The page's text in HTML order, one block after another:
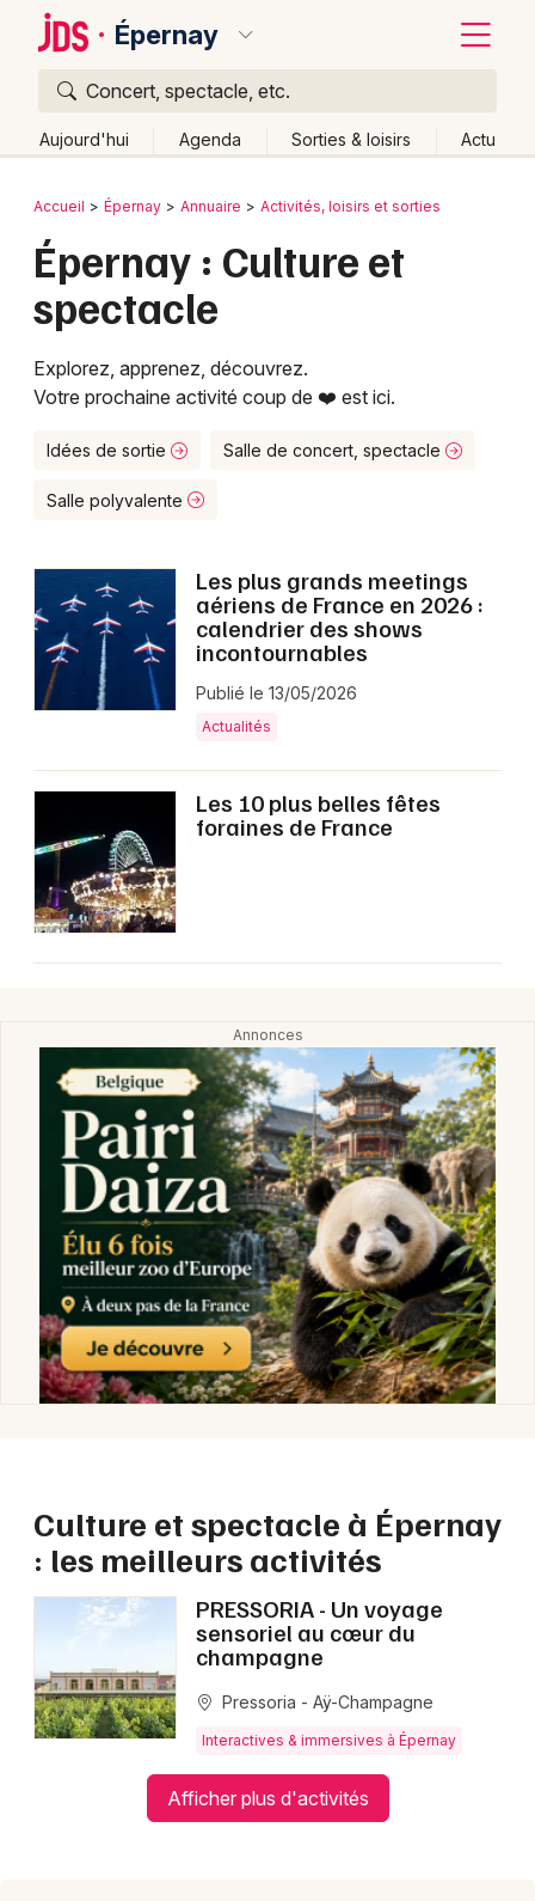
Épernay
Concert, spectacle, etc.
Aujourd'hui Agenda Sorties & loisirs Actu
Publier un événement
Grands événements
Activité & Expérience
Spectacles
Concerts
Sports
Expos
Sorties & loisirs
Culture et spectacle en Champagne-Ardenne
Culture et spectacle dans le Grand Est
Newsletter des sorties
Artistes en tournée
Actus à Épernay
51 - Marne
Choisir mes départements
Mon email
Bordeaux
Colmar
Lyon
Marseille
Mulhouse
Nantes
Nice
Paris
Toulouse
Toutes les villes
Retour
Accueil Épernay Annuaire Activités, loisirs et sorties
Épernay : Culture et
spectacle
Explorez, apprenez, découvrez.
Votre prochaine activité coup de ❤️ est ici.
Idées de sortie Salle de concert, spectacle
Salle polyvalente
Les plus grands meetings
aériens de France en 2026 :
calendrier des shows
incontournables
Publié le 13/05/2026
Actualités
Les 10 plus belles fêtes
foraines de France
Culture et spectacle à Épernay
: les meilleurs activités
PRESSORIA - Un voyage
sensoriel au cœur du
champagne
Pressoria - Aÿ-Champagne
Interactives & immersives à Épernay
Afficher plus d'activités
Quoi ?
Où ?
Épernay et alentours
Champagne-Ardenne
Partout
Près de moi
Changer de lieu
Aujourd'hui
Demain Ce week-end Autre